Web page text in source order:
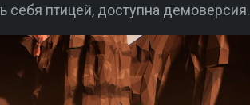
себя птицей, доступна демоверсия.